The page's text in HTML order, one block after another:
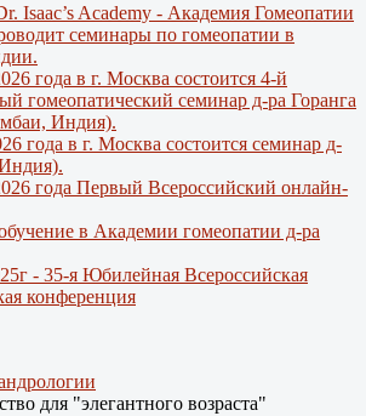
Isaac’s Academy - Академия Гомеопатии
семинары по гомеопатии в
года в г. Москва состоится 4-й
гомеопатический семинар д-ра Горанга
Индия).
года в г. Москва состоится семинар д-
года Первый Всероссийский онлайн-
в Академии гомеопатии д-ра
- 35-я Юбилейная Всероссийская
конференция
для "элегантного возраста"